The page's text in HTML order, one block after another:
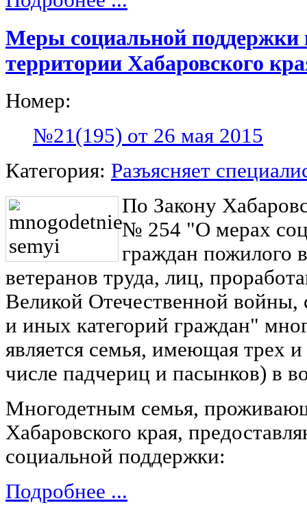
Меры социальной поддержки
территории Хабаровского
Номер:
№21(195) от 26 мая 2015
Категория: Разъясняет
По Закону
№ 254 "О мерах
граждан пожилого
ветеранов труда, лиц,
Великой Отечественной
и иных категорий граждан"
является семья, имеющая трех
числе падчериц и пасынков) в
Многодетным семья,
Хабаровского края,
социальной поддержки:
Подробнее ...